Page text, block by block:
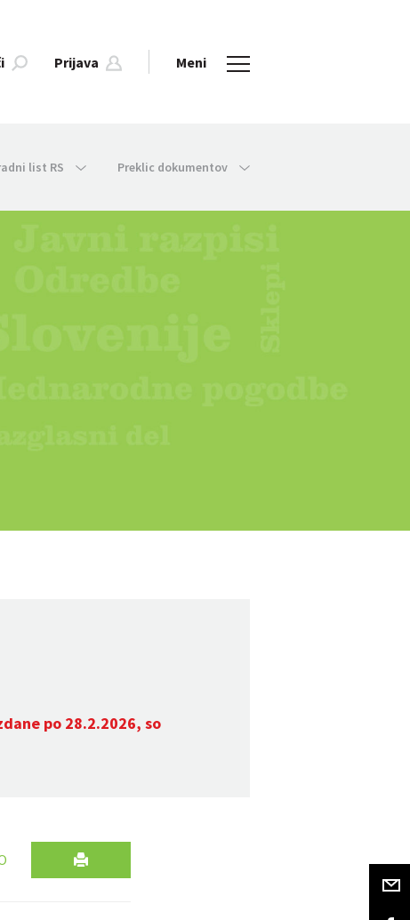
Prijava Meni
list RS Preklic dokumentov
po 28.2.2026, so